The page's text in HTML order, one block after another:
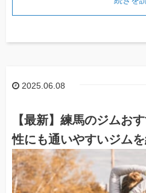
2025.06.08
【最新】練馬のジムお
性にも通いやすいジムを